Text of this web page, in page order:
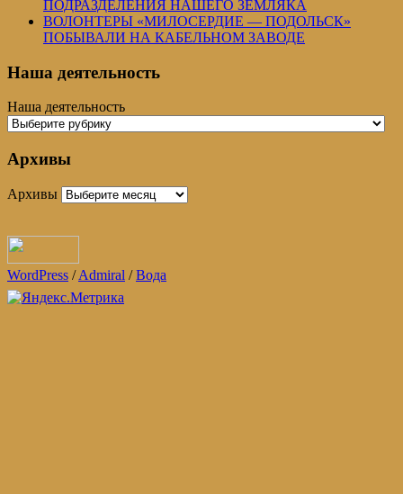
ПОДРАЗДЕЛЕНИЯ НАШЕГО ЗЕМЛЯКА
ВОЛОНТЕРЫ «МИЛОСЕРДИЕ — ПОДОЛЬСК»
ПОБЫВАЛИ НА КАБЕЛЬНОМ ЗАВОДЕ
Наша деятельность
Наша деятельность
Архивы
Архивы
WordPress /Admiral /Вода